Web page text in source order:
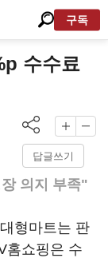
구독
수수료
답글쓰기
의지 부족"
형마트는 판
홈쇼핑은 수